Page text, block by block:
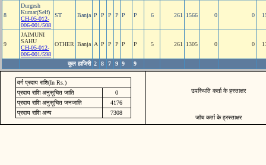
8
Durgesh
Kumar(Self)
CH-05-012-
006-001/508
ST Banja P P P P P P 6 261 1566 0 0
9
JAIMUNI
SAHU
CH-05-012-
006-001/598
OTHER Banja A P P P P P 5 261 1305 0 0
कुल हाजिरी 2 8 7 9 9 9
वर्ग प्रदाय राशि(In Rs.)
प्रदाय राशि अनुसूचित जाति
0
प्रदाय राशि अनुसूचित जनजाति
4176
प्रदाय राशि अन्य
7308
उपस्थिति कर्ता के हस्ताक्षर
जॉच कर्ता के ह्रस्ताक्षर